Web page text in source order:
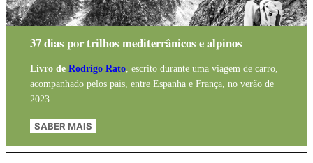
37 dias por trilhos mediterrânicos e alpinos
Livro de Rodrigo Rato, escrito durante uma viagem de carro,
acompanhado pelos pais, entre Espanha e França, no verão de
2023.
SABER MAIS